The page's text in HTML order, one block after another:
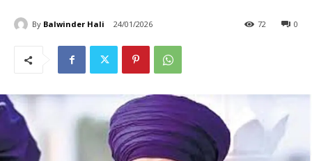
By Balwinder Hali 24/01/2026 0
72